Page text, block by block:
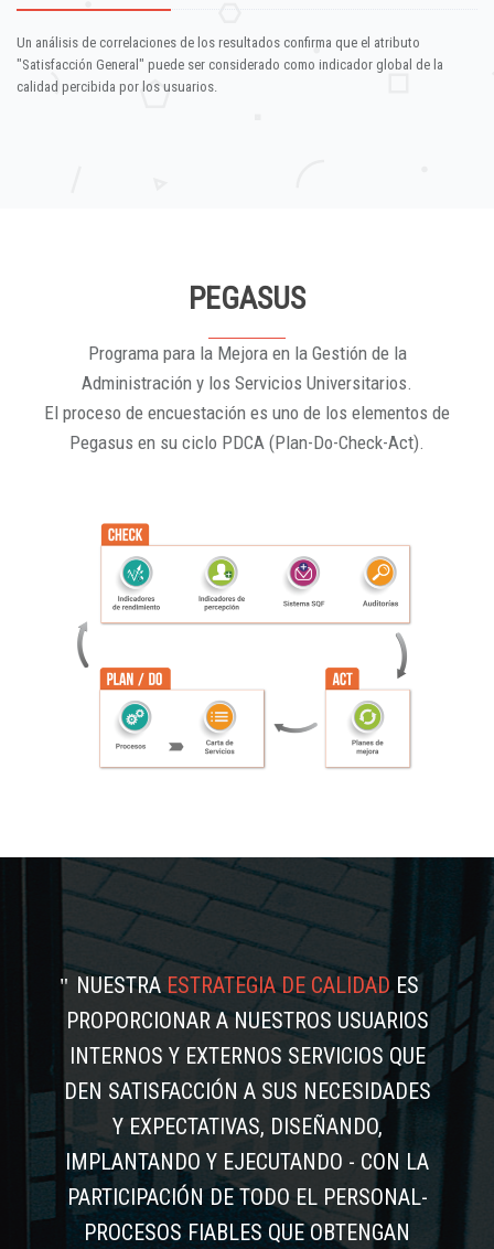
Un análisis de correlaciones de los resultados confirma que el atributo
"Satisfacción General" puede ser considerado como indicador global de la
calidad percibida por los usuarios.
PEGASUS
Programa para la Mejora en la Gestión de la
Administración y los Servicios Universitarios.
El proceso de encuestación es uno de los elementos de
Pegasus en su ciclo PDCA (Plan-Do-Check-Act).
NUESTRAESTRATEGIA DE CALIDADES
PROPORCIONAR A NUESTROS USUARIOS
INTERNOS Y EXTERNOS SERVICIOS QUE
DEN SATISFACCIÓN A SUS NECESIDADES
Y EXPECTATIVAS, DISEÑANDO,
IMPLANTANDO Y EJECUTANDO - CON LA
PARTICIPACIÓN DE TODO EL PERSONAL-
PROCESOS FIABLES QUE OBTENGAN